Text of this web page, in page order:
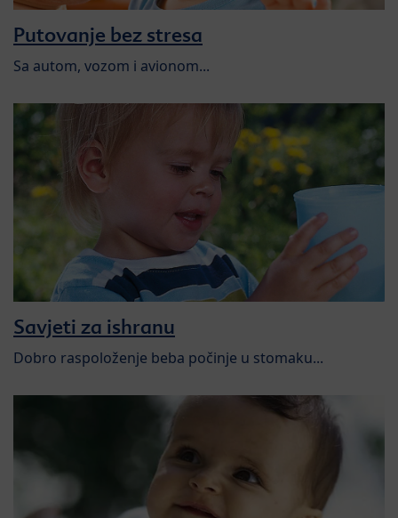
Putovanje bez stresa
Sa autom, vozom i avionom...
Savjeti za ishranu
Dobro raspoloženje beba počinje u stomaku...